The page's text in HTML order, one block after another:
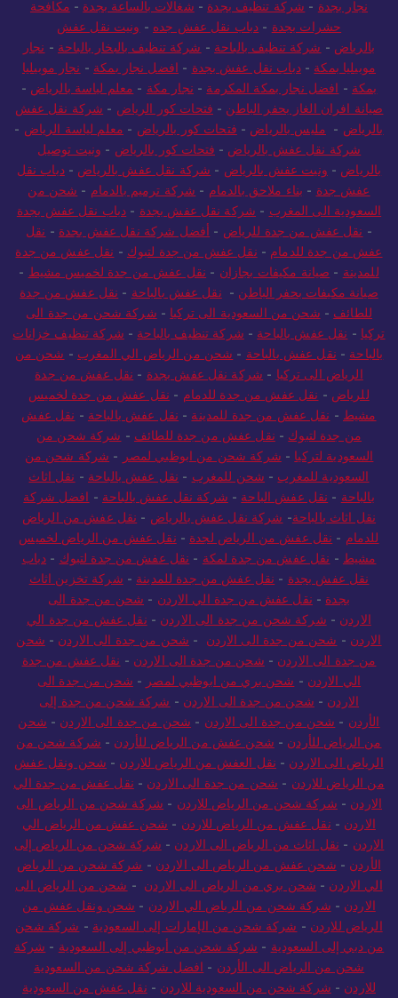
نجار بجدة - شركة تنظيف بجدة - شغالات بالساعة بجدة - مكافحة
حشرات بجدة - دباب نقل عفش جده - ونيت نقل عفش
بالرياض - شركة تنظيف بالباحة - شركة تنظيف بالبخار بالباحة - نجار
موبيليا بمكة -دباب نقل عفش بجدة - افضل نجار بمكة - نجار موبيليا
بمكة - افضل نجار بمكة المكرمة - نجار مكة - معلم لياسة بالرياض -
صيانة افران الغاز بحفر الباطن - فتحات كور الرياض - شركة نقل عفش
بالرياض - مليس بالرياض - فتحات كور بالرياض - معلم لياسة الرياض -
شركة نقل عفش بالرياض - فتحات كور بالرياض - ونيت توصيل
بالرياض - ونيت عفش بالرياض - شركة نقل عفش بالرياض -دباب نقل
عفش جدة - بناء ملاحق بالدمام - شركة ترميم بالدمام - شحن من
السعودية الى المغرب - شركة نقل عفش بجدة - دباب نقل عفش بجدة
- نقل عفش من جدة للرياض - أفضل شركة نقل عفش بجدة - نقل
عفش من جدة للدمام - نقل عفش من جدة لتبوك - نقل عفش من جدة
للمدينة - صيانة مكيفات بجازان - نقل عفش من جدة لخميس مشيط -
صيانة مكيفات بحفر الباطن - نقل عفش بالباحة - نقل عفش من جدة
للطائف - شحن من السعودية الى تركيا - شركة شحن من جدة الى
تركيا - نقل عفش بالباحة - شركة تنظيف بالباحة - شركة تنظيف خزانات
بالباحة - نقل عفش بالباحة - شحن من الرياض الي المغرب - شحن من
الرياض الى تركيا - شركة نقل عفش بجدة - نقل عفش من جدة
للرياض - نقل عفش من جدة للدمام - نقل عفش من جدة لخميس
مشيط - نقل عفش من جدة للمدينة - نقل عفش بالباحة - نقل عفش
من جدة لتبوك - نقل عفش من جدة للطائف - شركة شحن من
السعودية لتركيا - شركة شحن من ابوظبي لمصر - شركة شحن من
السعودية للمغرب - شحن للمغرب - نقل عفش بالباحة - نقل اثاث
بالباحة - نقل عفش الباحة - شركة نقل عفش بالباحة - افضل شركة
نقل اثاث بالباحة- شركة نقل عفش بالرياض - نقل عفش من الرياض
للدمام - نقل عفش من الرياض لجدة - نقل عفش من الرياض لخميس
مشيط - نقل عفش من جدة لمكة - نقل عفش من جدة لتبوك - دباب
نقل عفش بجدة - نقل عفش من جدة للمدينة - شركة تخزين اثاث
بجدة - نقل عفش من جدة الي الاردن - شحن من جدة الى
الاردن - شركة شحن من جدة الى الاردن - نقل عفش من جدة الي
الاردن - شحن من جدة الى الاردن - شحن من جدة الى الاردن - شحن
من جدة الى الاردن - شحن من جدة الى الاردن - نقل عفش من جدة
الي الاردن - شحن بري من ابوظبي لمصر - شحن من جدة الى
الاردن - شحن من جدة الى الاردن - شركة شحن من جدة إلى
الأردن - شحن من جدة الى الاردن - شحن من جدة الى الاردن - شحن
من الرياض للأردن - شحن عفش من الرياض للأردن - شركة شحن من
الرياض الى الاردن - نقل العفش من الرياض للاردن - شحن ونقل عفش
من الرياض للاردن - شحن من جدة الى الاردن - نقل عفش من جدة الي
الاردن - شركة شحن من الرياض للاردن - شركة شحن من الرياض الى
الاردن - نقل عفش من الرياض للاردن - شحن عفش من الرياض الي
الاردن - نقل اثاث من الرياض الى الاردن - شركة شحن من الرياض إلى
الأردن - شحن عفش من الرياض الى الاردن - شركة شحن من الرياض
الي الاردن - شحن بري من الرياض الى الاردن - شحن من الرياض الى
الاردن - شركة شحن من الرياض الي الاردن - شحن ونقل عفش من
الرياض للاردن - شركة شحن من الإمارات إلى السعودية - شركة شحن
من دبي إلى السعودية - شركة شحن من أبوظبي إلى السعودية - شركة
شحن من الرياض الى الأردن - افضل شركة شحن من السعودية
للاردن - شركة شحن من السعودية للاردن - نقل عفش من السعودية